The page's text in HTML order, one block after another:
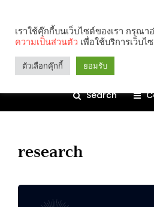
Search
research
เราใช้คุ๊กกี้บนเว็บไซต์ของเรา กรุณ
ความเป็นส่วนตัว เพื่อใช้บริการเว็บไ
ตัวเลือกคุ๊กกี้ ยอมรับ